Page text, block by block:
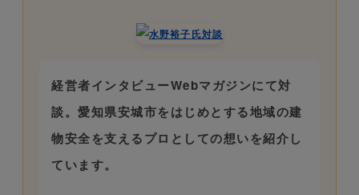
経営者インタビューWebマガジンにて対
談。愛知県安城市をはじめとする地域の建
物安全を支えるプロとしての想いを紹介し
ています。